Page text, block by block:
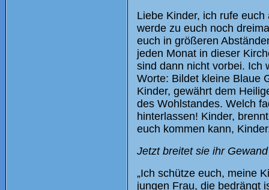
Liebe Kinder, ich rufe
werde zu euch noch
euch in größeren
jeden Monat in dieser
sind dann nicht vorbei. Ich
Worte: Bildet kleine Blaue
Kinder, gewährt dem
des Wohlstandes. Welch
hinterlassen! Kinder,
euch kommen kann,
Jetzt breitet sie ihr
„Ich schütze euch, meine
jungen Frau, die bedrängt